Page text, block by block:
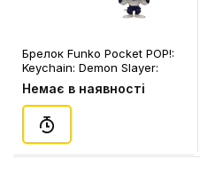
Брелок Funko Pocket POP!:
Keychain: Demon Slayer:
Muscle Mouse, (75577)
Немає в наявності